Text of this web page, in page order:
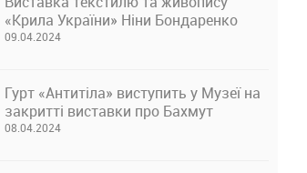
«Крила України» Ніни Бондаренко
09.04.2024
Гурт «Антитіла» виступить у Музеї на
закритті виставки про Бахмут
08.04.2024